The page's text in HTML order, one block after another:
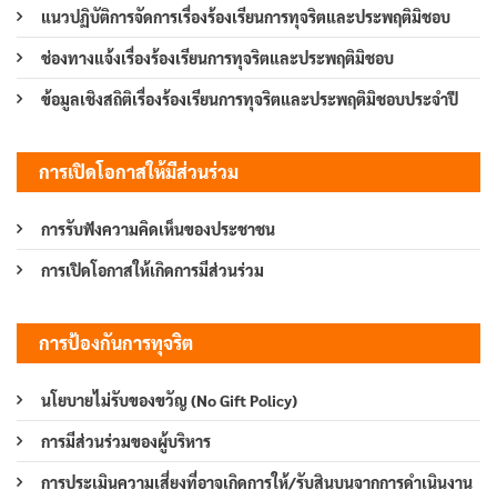
แนวปฏิบัติการจัดการเรื่องร้องเรียนการทุจริตและประพฤติมิชอบ
ช่องทางแจ้งเรื่องร้องเรียนการทุจริตและประพฤติมิชอบ
ข้อมูลเชิงสถิติเรื่องร้องเรียนการทุจริตและประพฤติมิชอบประจำปี
การเปิดโอกาสให้มีส่วนร่วม
การรับฟังความคิดเห็นของประชาชน
การเปิดโอกาสให้เกิดการมีส่วนร่วม
การป้องกันการทุจริต
นโยบายไม่รับของขวัญ (No Gift Policy)
การมีส่วนร่วมของผู้บริหาร
การประเมินความเสี่ยงที่อาจเกิดการให้/รับสินบนจากการดำเนินงาน